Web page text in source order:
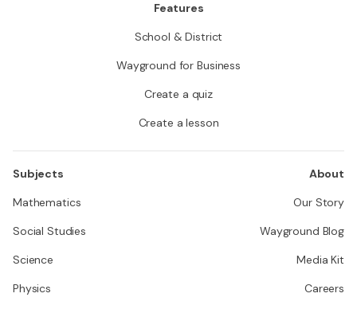
Features
School & District
Wayground for Business
Create a quiz
Create a lesson
Subjects
Mathematics
Social Studies
Science
Physics
About
Our Story
Wayground Blog
Media Kit
Careers